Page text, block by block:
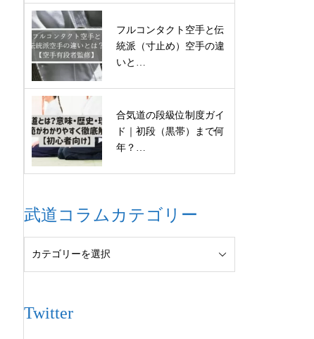
フルコンタクト空手と伝
統派（寸止め）空手の違
いと…
合気道の段級位制度ガイ
ド｜初段（黒帯）まで何
年？…
武道コラムカテゴリー
Twitter